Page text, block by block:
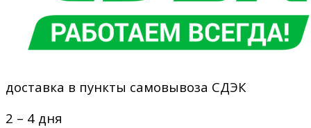
доставка в пункты самовывоза СДЭК
2 – 4 дня